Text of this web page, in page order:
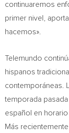
continuaremos
primer nivel,
hacemos».
Telemundo
hispanos
contemporáneas.
temporada
español en
Más